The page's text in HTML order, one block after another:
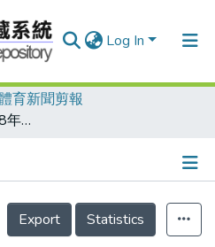
Log In
育新聞剪報
國際青少年網球賽(1988年) 亞洲無敵手 王思婷再封后 連續三週第三個冠軍 14戰全勝一盤也未輸/贏了單打輸了雙打 王思婷、林詩敏女雙亞軍 連玉輝等並列第三/金人隨筆 王思婷可升級打衛星職網/王思婷下週首次進軍職業賽 連串的比賽 除了隨之而來的掌聲 還有比別人更多的壓力與勞累
Details
Export
Statistics